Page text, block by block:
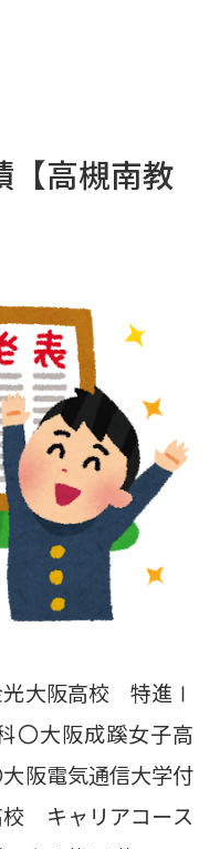
、ブログでお知ら
合わせください。
高槻南教
大阪高校 特進Ⅰ
〇大阪成蹊女子高
阪電気通信大学付
キャリアコース